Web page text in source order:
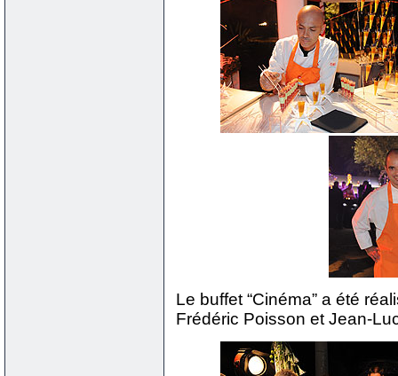
Le buffet “Cinéma” a été
Frédéric Poisson et Jean-